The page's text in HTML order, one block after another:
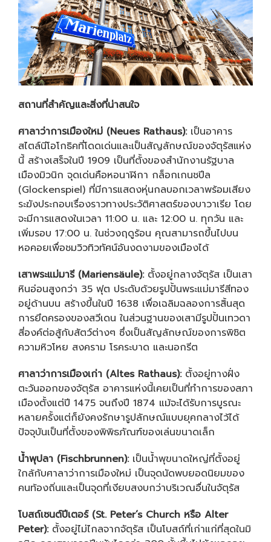
สถานที่สำคัญและสิ่งที่น่าสนใจ
ศาลาว่าการเมืองใหม่ (Neues Rathaus):เป็นอาคาร
สไตล์นีโอโกธิคที่โดดเด่นและเป็นสัญลักษณ์ของจัตุรัสแห่ง
นี้ สร้างเสร็จในปี 1909 เป็นที่ตั้งของสำนักงานรัฐบาล
เมืองมิวนิก จุดเด่นคือหอนาฬิกา กล็อกเกนชปีล
(Glockenspiel) ที่มีการแสดงหุ่นกลบอกเวลาพร้อมเสียง
ระฆังประกอบเรื่องราวทางประวัติศาสตร์ของบาวาเรีย โดย
จะมีการแสดงในเวลา 11:00 น. และ 12:00 น. ทุกวัน และ
เพิ่มรอบ 17:00 น. ในช่วงฤดูร้อน คุณสามารถขึ้นไปบน
หอคอยเพื่อชมวิวทิวทัศน์อันงดงามของเมืองได้
เสาพระแม่มารี (Mariensäule):ตั้งอยู่กลางจัตุรัส เป็นเสา
หินอ่อนสูงกว่า 35 ฟุต ประดับด้วยรูปปั้นพระแม่มารีสีทอง
อยู่ด้านบน สร้างขึ้นในปี 1638 เพื่อเฉลิมฉลองการสิ้นสุด
การยึดครองของสวีเดน ในส่วนฐานของเสามีรูปปั้นเทวดา
สี่องค์ต่อสู้กับสัตว์ต่างๆ ซึ่งเป็นสัญลักษณ์ของการพิชิต
ความหิวโหย สงคราม โรคระบาด และนอกรีต
ศาลาว่าการเมืองเก่า (Altes Rathaus):ตั้งอยู่ทางฝั่ง
ตะวันออกของจัตุรัส อาคารแห่งนี้เคยเป็นที่ทำการของสภา
เมืองตั้งแต่ปี 1475 จนถึงปี 1874 แม้จะได้รับการบูรณะ
หลายครั้งแต่ก็ยังคงรักษารูปลักษณ์แบบยุคกลางไว้ได้
ปัจจุบันเป็นที่ตั้งของพิพิธภัณฑ์ของเล่นขนาดเล็ก
น้ำพุปลา (Fischbrunnen):เป็นน้ำพุขนาดใหญ่ที่ตั้งอยู่
ใกล้กับศาลาว่าการเมืองใหม่ เป็นจุดนัดพบยอดนิยมของ
คนท้องถิ่นและเป็นจุดที่เงียบสงบกว่าบริเวณอื่นในจัตุรัส
โบสถ์เซนต์ปีเตอร์ (St. Peter’s Church หรือ Alter
Peter):ตั้งอยู่ไม่ไกลจากจัตุรัส เป็นโบสถ์ที่เก่าแก่ที่สุดในมิ